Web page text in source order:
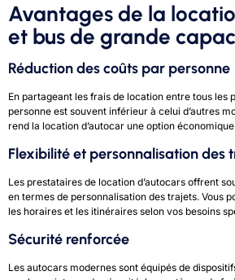
Avantages de la
et bus de grande
Réduction des coûts par personne
En partageant les frais de location entre tous les
personne est souvent inférieur à celui d’autres
rend la location d’autocar une option
Flexibilité et personnalisation des
Les prestataires de location d’autocars offrent
en termes de personnalisation des trajets. Vous
les horaires et les itinéraires selon vos besoins
Sécurité renforcée
Les autocars modernes sont équipés de